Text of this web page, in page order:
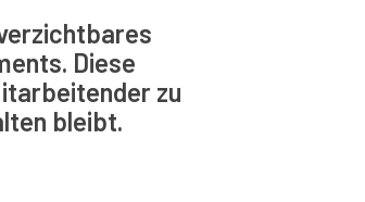
Diese
zu
bleibt.